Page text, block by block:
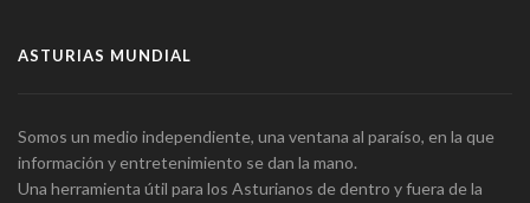
ASTURIAS MUNDIAL
Somos un medio independiente, una ventana al paraíso, en la que
información y entretenimiento se dan la mano.
Una herramienta útil para los Asturianos de dentro y fuera de la